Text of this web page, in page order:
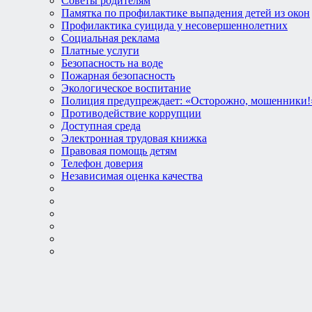
Памятка по профилактике выпадения детей из окон
Профилактика суицида у несовершеннолетних
Социальная реклама
Платные услуги
Безопасность на воде
Пожарная безопасность
Экологическое воспитание
Полиция предупреждает: «Осторожно,
Противодействие коррупции
Доступная среда
Электронная трудовая книжка
Правовая помощь детям
Телефон доверия
Независимая оценка качества